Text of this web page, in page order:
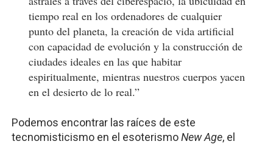
tiempo real en los ordenadores de cualquier
punto del planeta, la creación de vida artificial
con capacidad de evolución y la construcción de
ciudades ideales en las que habitar
espiritualmente, mientras nuestros cuerpos yacen
en el desierto de lo real.”
Podemos encontrar las raíces de este
tecnomisticismo en el esoterismoNew Age, el